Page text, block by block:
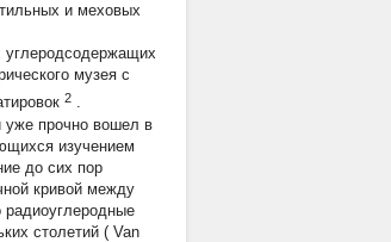
и меховых
углеродсодержащих
музея с
2 .
уже прочно вошел в
изучением
до сих пор
кривой между
радиоуглеродные
столетий ( Van